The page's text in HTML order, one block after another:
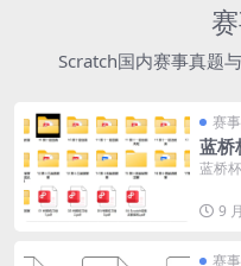
Scratch国内赛事真题
赛
蓝桥
蓝桥
9
赛